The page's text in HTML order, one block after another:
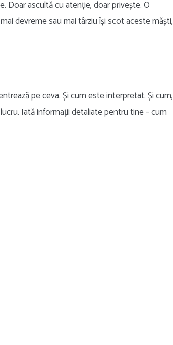
Doar ascultă cu atenție, doar privește. O
devreme sau mai târziu își scot aceste măști,
pe ceva. Și cum este interpretat. Și cum,
Iată informații detaliate pentru tine – cum